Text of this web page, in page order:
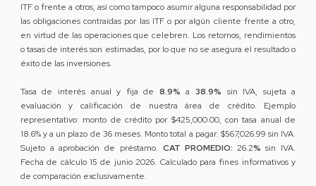
ITF o frente a otros, así como tampoco asumir alguna responsabilidad por
las obligaciones contraídas por las ITF o por algún cliente frente a otro,
en virtud de las operaciones que celebren. Los retornos, rendimientos
o tasas de interés son estimadas, por lo que no se asegura el resultado o
éxito de las inversiones.
Tasa de interés anual y fija de 8.9% a 38.9% sin IVA, sujeta a
evaluación y calificación de nuestra área de crédito. Ejemplo
representativo: monto de crédito por $425,000.00, con tasa anual de
18.6% y a un plazo de 36 meses. Monto total a pagar: $567,026.99 sin IVA.
Sujeto a aprobación de préstamo. CAT PROMEDIO: 26.2% sin IVA.
Fecha de cálculo 15 de junio 2026. Calculado para fines informativos y
de comparación exclusivamente.